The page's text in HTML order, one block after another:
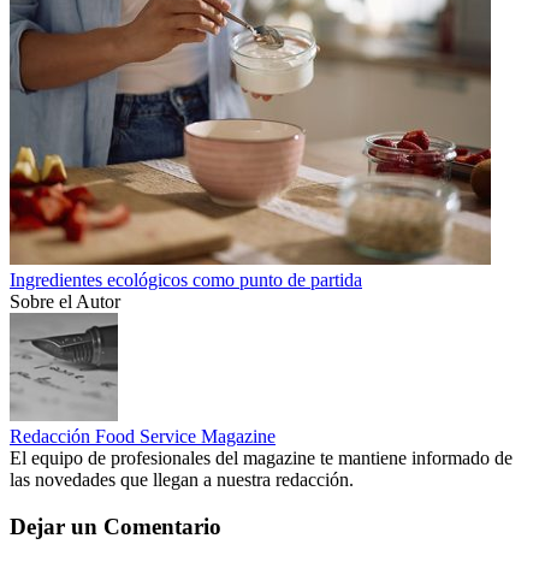
Ingredientes ecológicos como punto de partida
Sobre el Autor
Redacción Food Service Magazine
El equipo de profesionales del magazine te mantiene informado de
las novedades que llegan a nuestra redacción.
Dejar un Comentario